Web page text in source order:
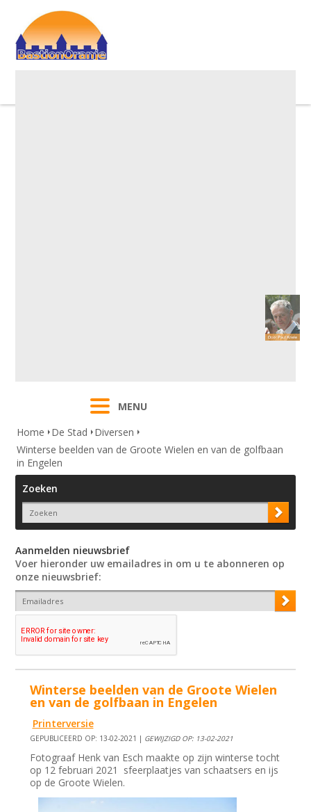
MENU
Home
De Stad
Diversen
Winterse beelden van de Groote Wielen en van de golfbaan
in Engelen
Zoeken
Aanmelden nieuwsbrief
Voer hieronder uw emailadres in om u te abonneren op
onze nieuwsbrief:
Winterse beelden van de Groote Wielen
en van de golfbaan in Engelen
Printerversie
GEPUBLICEERD OP: 13-02-2021 | GEWIJZIGD OP: 13-02-2021
Fotograaf Henk van Esch maakte op zijn winterse tocht
op 12 februari 2021 sfeerplaatjes van schaatsers en ijs
op de Groote Wielen.